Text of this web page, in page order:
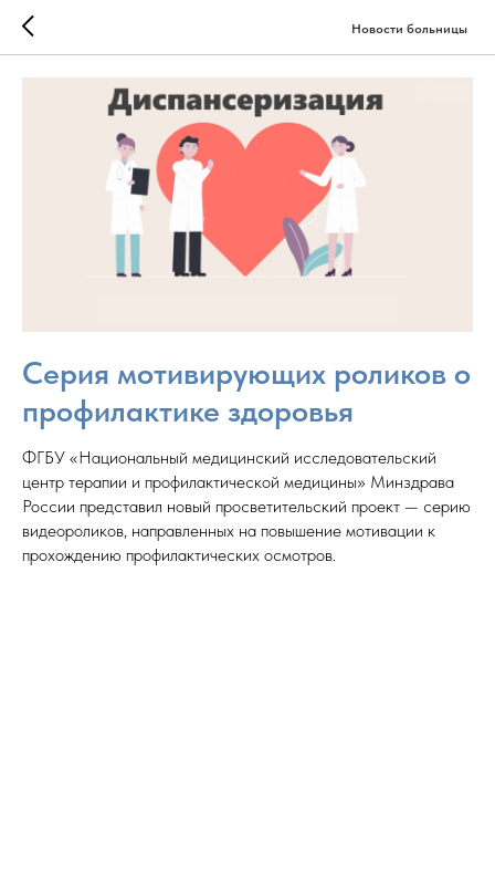
Новости больницы
Серия мотивирующих роликов о
профилактике здоровья
ФГБУ «Национальный медицинский исследовательский
центр терапии и профилактической медицины» Минздрава
России представил новый просветительский проект — серию
видеороликов, направленных на повышение мотивации к
прохождению профилактических осмотров.